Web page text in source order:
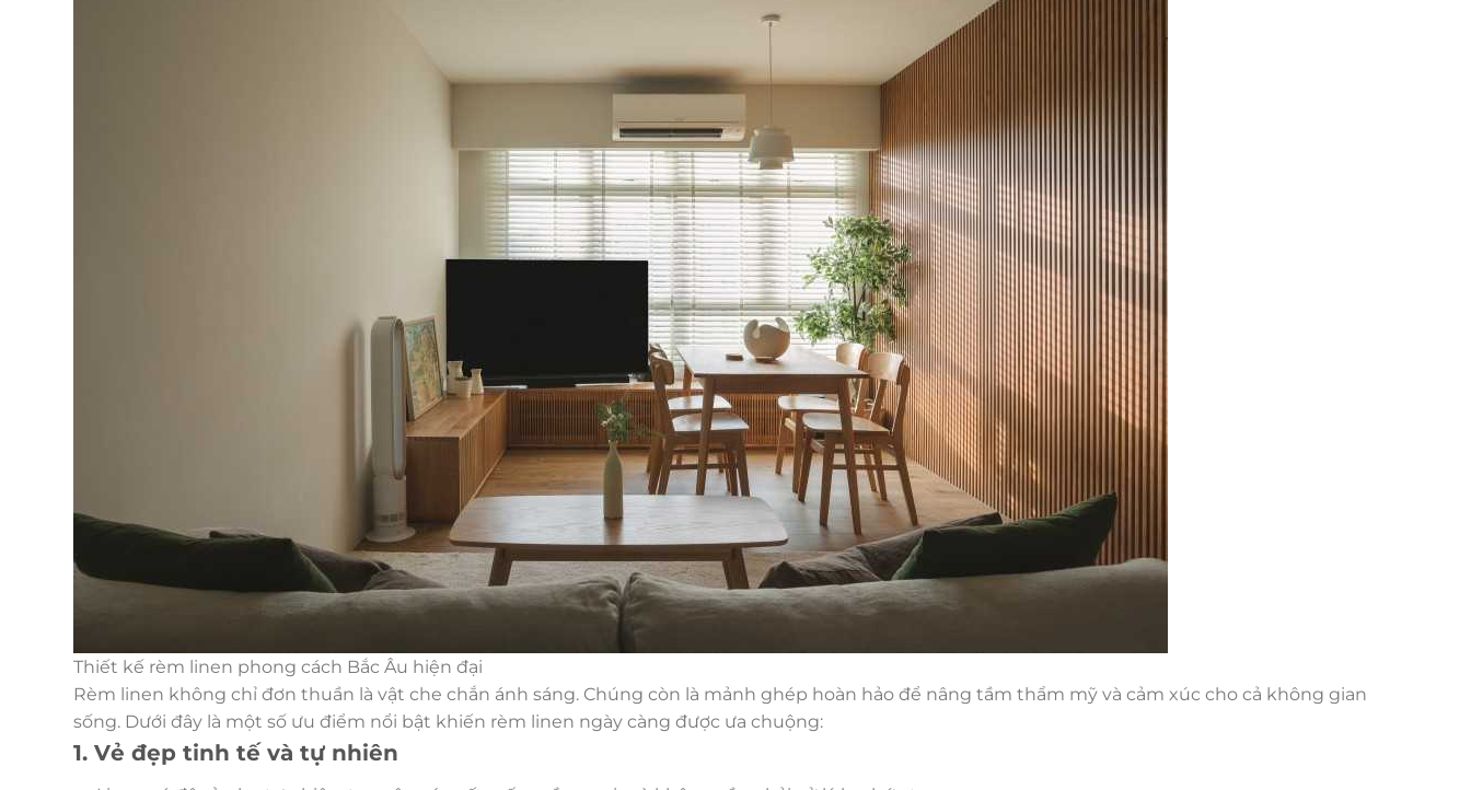
Thiết kế rèm linen phong cách Bắc Âu hiện đại
Rèm linen không chỉ đơn thuần là vật che chắn ánh sáng. Chúng còn là mảnh ghép hoàn hảo để nâng tầm thẩm mỹ và cảm xúc cho cả không gian
sống. Dưới đây là một số ưu điểm nổi bật khiến rèm linen ngày càng được ưa chuộng:
1. Vẻ đẹp tinh tế và tự nhiên